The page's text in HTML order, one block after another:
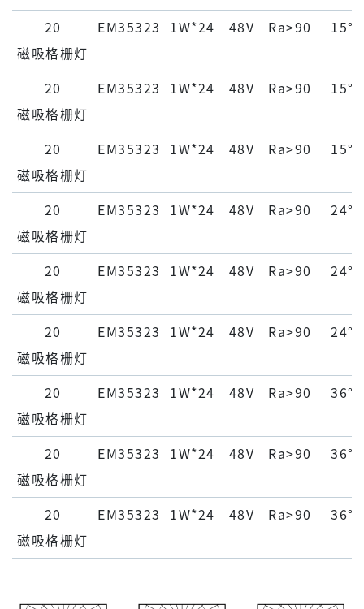
20
磁吸格栅灯
EM35323 1W*24 48V Ra>90 15°
20
磁吸格栅灯
EM35323 1W*24 48V Ra>90 15°
20
磁吸格栅灯
EM35323 1W*24 48V Ra>90 15°
20
磁吸格栅灯
EM35323 1W*24 48V Ra>90 24°
20
磁吸格栅灯
EM35323 1W*24 48V Ra>90 24°
20
磁吸格栅灯
EM35323 1W*24 48V Ra>90 24°
20
磁吸格栅灯
EM35323 1W*24 48V Ra>90 36°
20
磁吸格栅灯
EM35323 1W*24 48V Ra>90 36°
20
磁吸格栅灯
EM35323 1W*24 48V Ra>90 36°